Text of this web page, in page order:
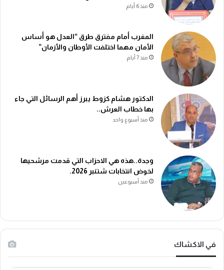
منذ 6 أيام
المغرب أمام مفترق طرق “العدل هو أساس
الأمان مهما اختلفت الأوطان والأزمان”
منذ 7 أيام
الدكتور هشام كزوط يبرز أهم الرسائل التي جاء
بها خطاب العرش..
منذ أسبوع واحد
وجدة..هذه هي الاحزاب التي قدمت مرشحيها
لخوض انتخابات شتنبر 2026.
منذ أسبوعين
في الاكشاك